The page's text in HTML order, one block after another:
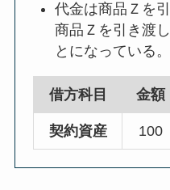
代金は商品Ｚを
商品Ｚを引き渡
とになっている。
借方科目 金額
契約資産 100